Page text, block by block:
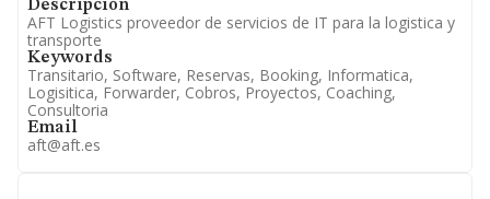
Descripción
AFT Logistics proveedor de servicios de IT para la logistica y
transporte
Keywords
Transitario, Software, Reservas, Booking, Informatica,
Logisitica, Forwarder, Cobros, Proyectos, Coaching,
Consultoria
Email
aft@aft.es